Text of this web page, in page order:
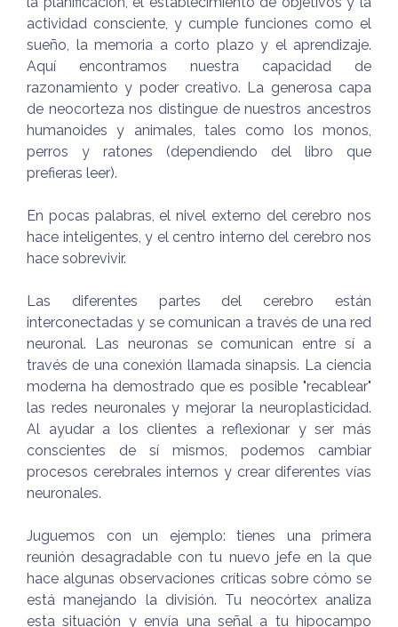
actividad consciente, y cumple funciones como el
sueño, la memoria a corto plazo y el aprendizaje.
Aquí encontramos nuestra capacidad de
razonamiento y poder creativo. La generosa capa
de neocorteza nos distingue de nuestros ancestros
humanoides y animales, tales como los monos,
perros y ratones (dependiendo del libro que
prefieras leer).
En pocas palabras, el nivel externo del cerebro nos
hace inteligentes, y el centro interno del cerebro nos
hace sobrevivir.
Las diferentes partes del cerebro están
interconectadas y se comunican a través de una red
neuronal. Las neuronas se comunican entre sí a
través de una conexión llamada sinapsis. La ciencia
moderna ha demostrado que es posible "recablear"
las redes neuronales y mejorar la neuroplasticidad.
Al ayudar a los clientes a reflexionar y ser más
conscientes de sí mismos, podemos cambiar
procesos cerebrales internos y crear diferentes vías
neuronales.
Juguemos con un ejemplo: tienes una primera
reunión desagradable con tu nuevo jefe en la que
hace algunas observaciones críticas sobre cómo se
está manejando la división. Tu neocórtex analiza
esta situación y envía una señal a tu hipocampo